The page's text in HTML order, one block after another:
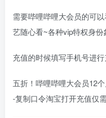
需要哔哩哔哩大会员的可
艺随心看~各种vip特权身份
充值的时候填写手机号进
五折！哔哩哔哩大会员12
-复制口令淘宝打开充值仅